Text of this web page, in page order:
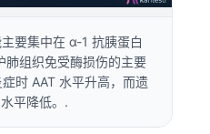
要集中在 α-1 抗胰蛋白
肺组织免受酶损伤的主要
时 AAT 水平升高，而遗
平降低。.